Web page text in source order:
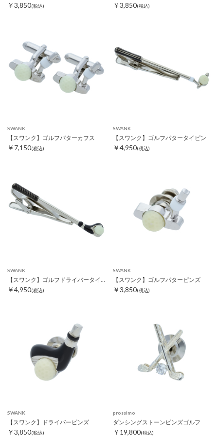
￥3,850(税込) ￥3,850(税込)
SWANK
【スワンク】ゴルフパターカフス
￥7,150(税込)
SWANK
【スワンク】ゴルフパタータイピン
￥4,950(税込)
SWANK
【スワンク】ゴルフドライバータイピン
￥4,950(税込)
SWANK
【スワンク】ゴルフパターピンズ
￥3,850(税込)
SWANK
【スワンク】ドライバーピンズ
￥3,850(税込)
prossimo
ダンシングストーンピンズゴルフ
￥19,800(税込)